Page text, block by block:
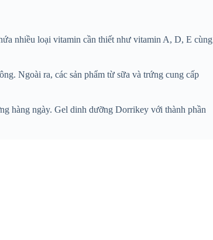
nhiều loại vitamin cần thiết như vitamin A, D, E cùng
Ngoài ra, các sản phẩm từ sữa và trứng cung cấp
hàng ngày. Gel dinh dưỡng Dorrikey với thành phần